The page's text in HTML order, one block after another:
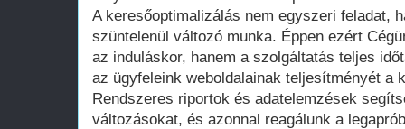
A keresőoptimalizálás nem egyszeri feladat,
szüntelenül változó munka. Éppen ezért
az induláskor, hanem a szolgáltatás teljes
az ügyfeleink weboldalainak teljesítményét a
Rendszeres riportok és adatelemzések
változásokat, és azonnal reagálunk a